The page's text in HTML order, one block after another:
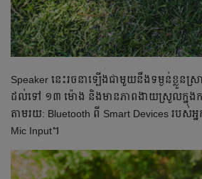
Speaker ​នេះ​រចនា​ឡើង​ជា​មួយ​នឹង​ទម្ងន់​ខ្លួន​
ដល់​ទៅ​ ១៣​ ម៉ោង និង​មាន​ភាព​ងាយ​ស្រួល​ក្នុង​ការ​
តាម​រយ: Bluetooth ពី Smart Devices របស់​អ្
Mic Input។